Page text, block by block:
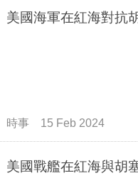
美國海軍在紅海對抗
時事 15 Feb 2024
美國戰艦在紅海與胡